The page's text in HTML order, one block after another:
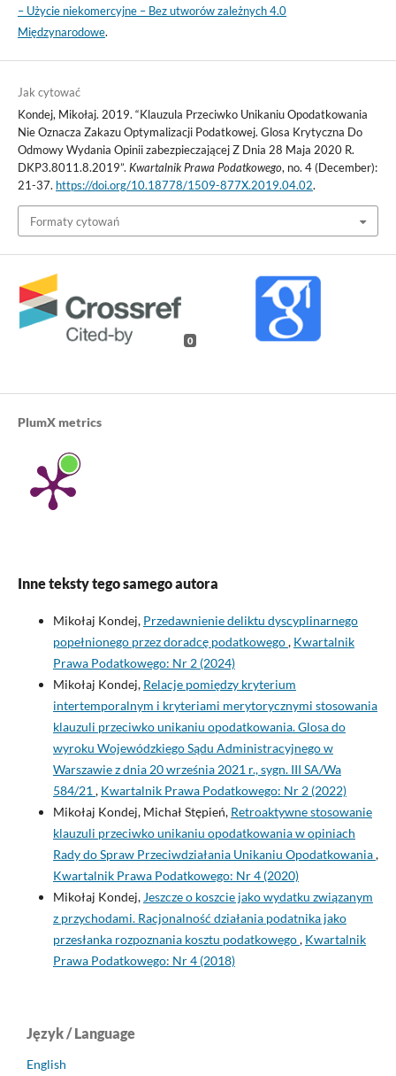
– Użycie niekomercyjne – Bez utworów zależnych 4.0
Międzynarodowe.
Jak cytować
Kondej, Mikołaj. 2019. “Klauzula Przeciwko Unikaniu Opodatkowania
Nie Oznacza Zakazu Optymalizacji Podatkowej. Glosa Krytyczna Do
Odmowy Wydania Opinii zabezpieczającej Z Dnia 28 Maja 2020 R.
DKP3.8011.8.2019”. Kwartalnik Prawa Podatkowego, no. 4 (December):
21-37. https://doi.org/10.18778/1509-877X.2019.04.02.
Formaty cytowań
0
PlumX metrics
Inne teksty tego samego autora
Mikołaj Kondej, Przedawnienie deliktu dyscyplinarnego
popełnionego przez doradcę podatkowego, Kwartalnik
Prawa Podatkowego: Nr 2 (2024)
Mikołaj Kondej, Relacje pomiędzy kryterium
intertemporalnym i kryteriami merytorycznymi stosowania
klauzuli przeciwko unikaniu opodatkowania. Glosa do
wyroku Wojewódzkiego Sądu Administracyjnego w
Warszawie z dnia 20 września 2021 r., sygn. III SA/Wa
584/21 , Kwartalnik Prawa Podatkowego: Nr 2 (2022)
Mikołaj Kondej, Michał Stępień, Retroaktywne stosowanie
klauzuli przeciwko unikaniu opodatkowania w opiniach
Rady do Spraw Przeciwdziałania Unikaniu Opodatkowania,
Kwartalnik Prawa Podatkowego: Nr 4 (2020)
Mikołaj Kondej, Jeszcze o koszcie jako wydatku związanym
z przychodami. Racjonalność działania podatnika jako
przesłanka rozpoznania kosztu podatkowego, Kwartalnik
Prawa Podatkowego: Nr 4 (2018)
Język / Language
English